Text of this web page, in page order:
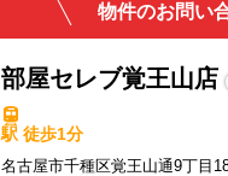
物件のお問い
部屋セレブ覚王山店
駅 徒歩1分
名古屋市千種区覚王山通9丁目